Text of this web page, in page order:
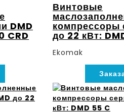
DMD
CRD
Винтовые
компрессоры
до 22 кВт:
Ekomak